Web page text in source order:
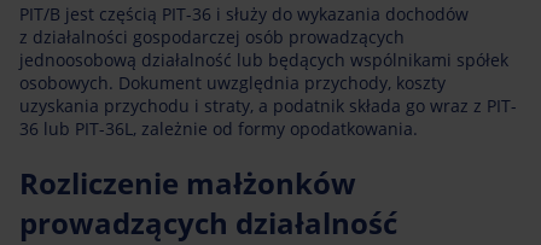
PIT/B jest częścią PIT-36 i służy do wykazania dochodów
z działalności gospodarczej osób prowadzących
jednoosobową działalność lub będących wspólnikami spółek
osobowych. Dokument uwzględnia przychody, koszty
uzyskania przychodu i straty, a podatnik składa go wraz z PIT-
36 lub PIT-36L, zależnie od formy opodatkowania.
Rozliczenie małżonków
prowadzących działalność